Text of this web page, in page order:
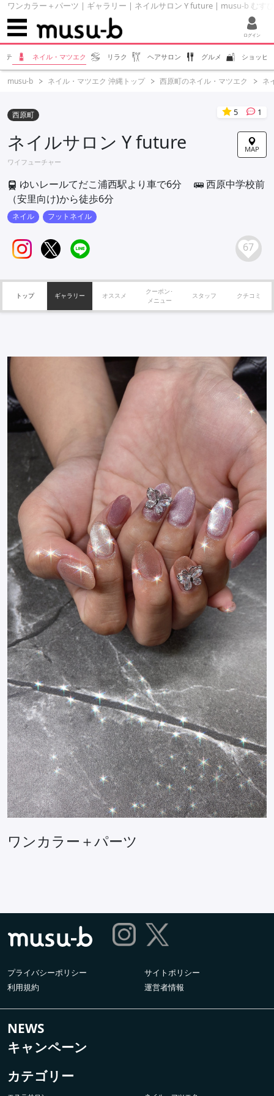
ワンカラー＋パーツ | ギャラリー | ネイルサロン Y future | musu-b むす
ログイン
テ ネイル・マツエク リラク ヘアサロン グルメ ショッピ
musu-b ネイル・マツエク 沖縄トップ 西原町のネイル・マツエク ネ
西原町 5 1
MAP
ネイルサロン Y future
ワイフューチャー
ゆいレールてだこ浦西駅より車で6分
西原中学校前
（安里向け)から徒歩6分
ネイル フットネイル
67
トップ ギャラリー オススメ
クーポン･
メニュー
スタッフ クチコミ
ワンカラー＋パーツ
プライバシーポリシー
サイトポリシー
利用規約
運営者情報
NEWS
キャンペーン
カテゴリー